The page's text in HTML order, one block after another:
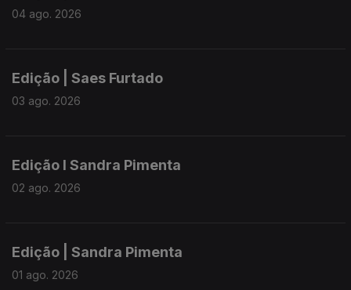
04 ago. 2026
Edição | Saes Furtado
03 ago. 2026
Edição I Sandra Pimenta
02 ago. 2026
Edição | Sandra Pimenta
01 ago. 2026